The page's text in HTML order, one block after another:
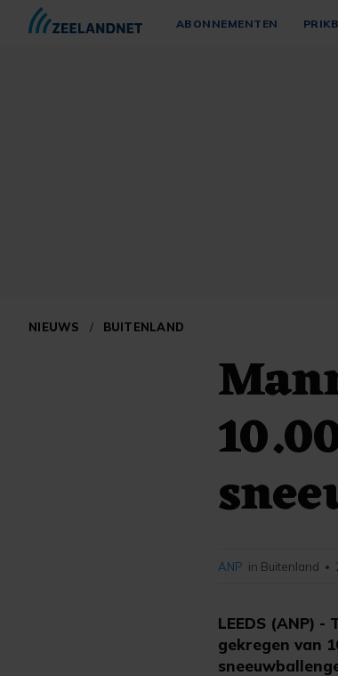
ABONNEMENTEN
NIEUWS / BUITENLAND
LEEDS (ANP)
gekregen van
ANP in Buitenland •